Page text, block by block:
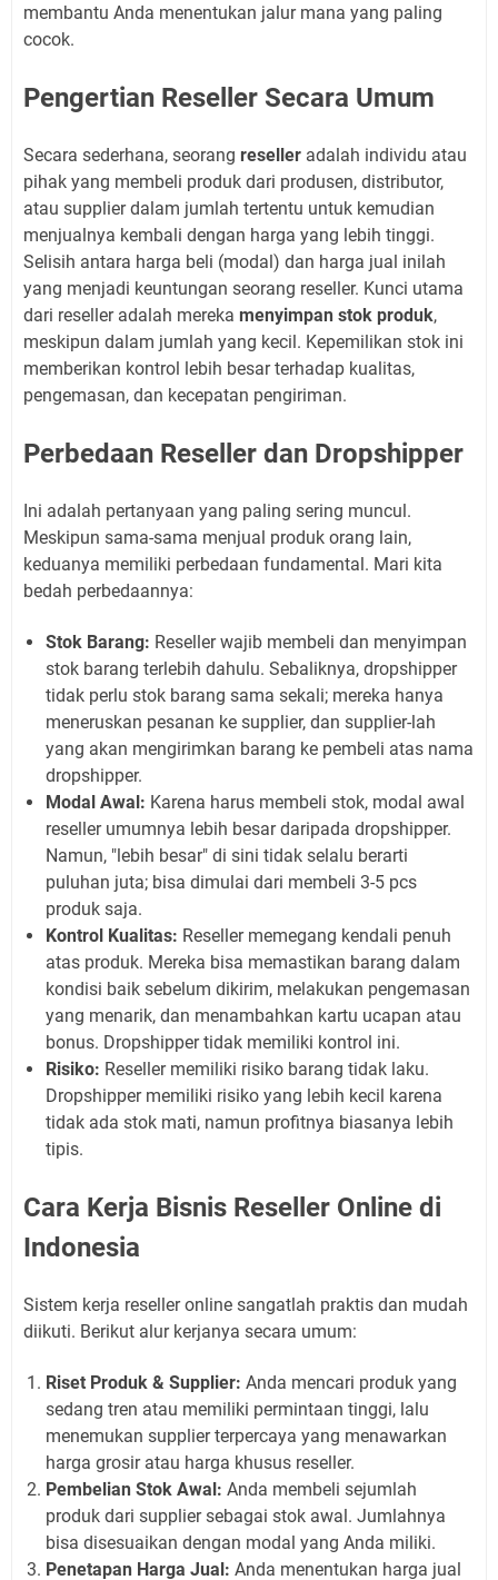
membantu Anda menentukan jalur mana yang paling
cocok.
Pengertian Reseller Secara Umum
Secara sederhana, seorang reseller adalah individu atau
pihak yang membeli produk dari produsen, distributor,
atau supplier dalam jumlah tertentu untuk kemudian
menjualnya kembali dengan harga yang lebih tinggi.
Selisih antara harga beli (modal) dan harga jual inilah
yang menjadi keuntungan seorang reseller. Kunci utama
dari reseller adalah mereka menyimpan stok produk,
meskipun dalam jumlah yang kecil. Kepemilikan stok ini
memberikan kontrol lebih besar terhadap kualitas,
pengemasan, dan kecepatan pengiriman.
Perbedaan Reseller dan Dropshipper
Ini adalah pertanyaan yang paling sering muncul.
Meskipun sama-sama menjual produk orang lain,
keduanya memiliki perbedaan fundamental. Mari kita
bedah perbedaannya:
Stok Barang: Reseller wajib membeli dan menyimpan
stok barang terlebih dahulu. Sebaliknya, dropshipper
tidak perlu stok barang sama sekali; mereka hanya
meneruskan pesanan ke supplier, dan supplier-lah
yang akan mengirimkan barang ke pembeli atas nama
dropshipper.
Modal Awal: Karena harus membeli stok, modal awal
reseller umumnya lebih besar daripada dropshipper.
Namun, "lebih besar" di sini tidak selalu berarti
puluhan juta; bisa dimulai dari membeli 3-5 pcs
produk saja.
Kontrol Kualitas: Reseller memegang kendali penuh
atas produk. Mereka bisa memastikan barang dalam
kondisi baik sebelum dikirim, melakukan pengemasan
yang menarik, dan menambahkan kartu ucapan atau
bonus. Dropshipper tidak memiliki kontrol ini.
Risiko: Reseller memiliki risiko barang tidak laku.
Dropshipper memiliki risiko yang lebih kecil karena
tidak ada stok mati, namun profitnya biasanya lebih
tipis.
Cara Kerja Bisnis Reseller Online di
Indonesia
Sistem kerja reseller online sangatlah praktis dan mudah
diikuti. Berikut alur kerjanya secara umum:
Riset Produk & Supplier: Anda mencari produk yang
sedang tren atau memiliki permintaan tinggi, lalu
menemukan supplier terpercaya yang menawarkan
harga grosir atau harga khusus reseller.
Pembelian Stok Awal: Anda membeli sejumlah
produk dari supplier sebagai stok awal. Jumlahnya
bisa disesuaikan dengan modal yang Anda miliki.
Penetapan Harga Jual: Anda menentukan harga jual